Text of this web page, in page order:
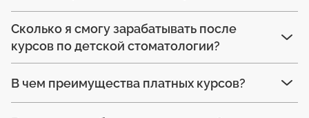
Сколько я смогу зарабатывать после
курсов по детской стоматологии?
В чем преимущества платных курсов?